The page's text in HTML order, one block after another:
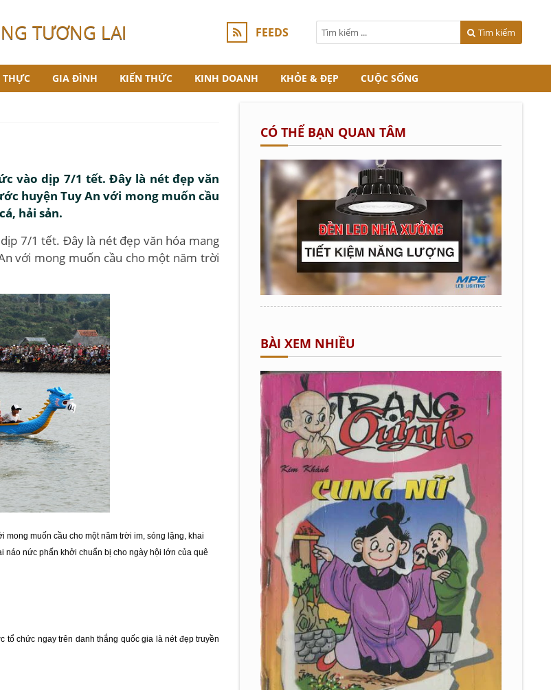
TƯƠNG LAI FEEDS Tìm kiếm
GIA ĐÌNH KIẾN THỨC KINH DOANH KHỎE & ĐẸP CUỘC SỐNG
vào dịp 7/1 tết. Đây là nét đẹp văn
huyện Tuy An với mong muốn cầu
hải sản.
7/1 tết. Đây là nét đẹp văn hóa mang
với mong muốn cầu cho một năm trời
mong muốn cầu cho một năm trời im, sóng lặng, khai
náo nức phấn khởi chuẩn bị cho ngày hội lớn của quê
tổ chức ngay trên danh thắng quốc gia là nét đẹp truyền
CÓ THỂ BẠN QUAN TÂM
BÀI XEM NHIỀU